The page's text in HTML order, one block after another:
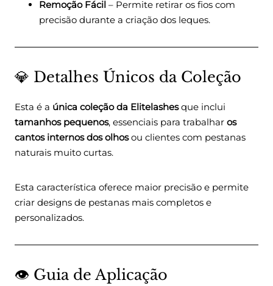
Remoção Fácil – Permite retirar os fios com
precisão durante a criação dos leques.
💎 Detalhes Únicos da Coleção
Esta é a única coleção da Elitelashesque inclui
tamanhos pequenos, essenciais para trabalhar os
cantos internos dos olhosou clientes com pestanas
naturais muito curtas.
Esta característica oferece maior precisão e permite
criar designs de pestanas mais completos e
personalizados.
👁️ Guia de Aplicação